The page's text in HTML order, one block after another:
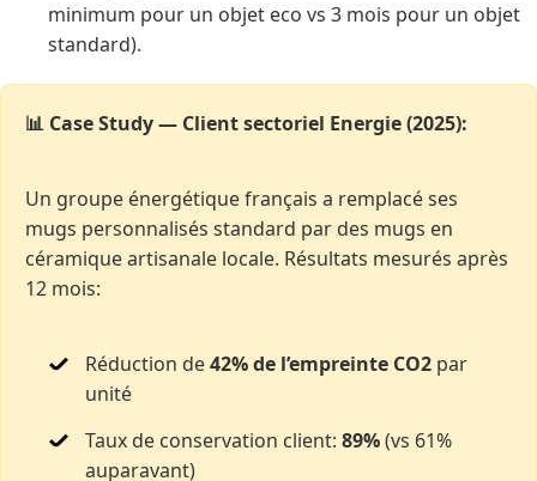
minimum pour un objet eco vs 3 mois pour un objet
standard).
📊 Case Study — Client sectoriel Energie (2025):
Un groupe énergétique français a remplacé ses
mugs personnalisés standard par des mugs en
céramique artisanale locale. Résultats mesurés après
12 mois:
Réduction de42% de l’empreinte CO2 par
unité
Taux de conservation client: 89%(vs 61%
auparavant)